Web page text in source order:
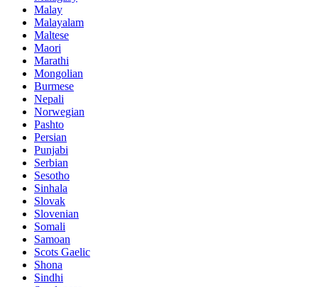
Malay
Malayalam
Maltese
Maori
Marathi
Mongolian
Burmese
Nepali
Norwegian
Pashto
Persian
Punjabi
Serbian
Sesotho
Sinhala
Slovak
Slovenian
Somali
Samoan
Scots Gaelic
Shona
Sindhi